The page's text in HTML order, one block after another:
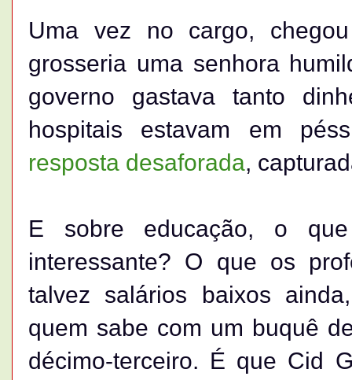
Uma vez no cargo,
grosseria uma senhora
governo gastava tanto
hospitais estavam em
resposta desaforada,
E sobre educação, o
interessante? O que os
talvez salários baixos
quem sabe com um buquê
décimo-terceiro. É que Cid